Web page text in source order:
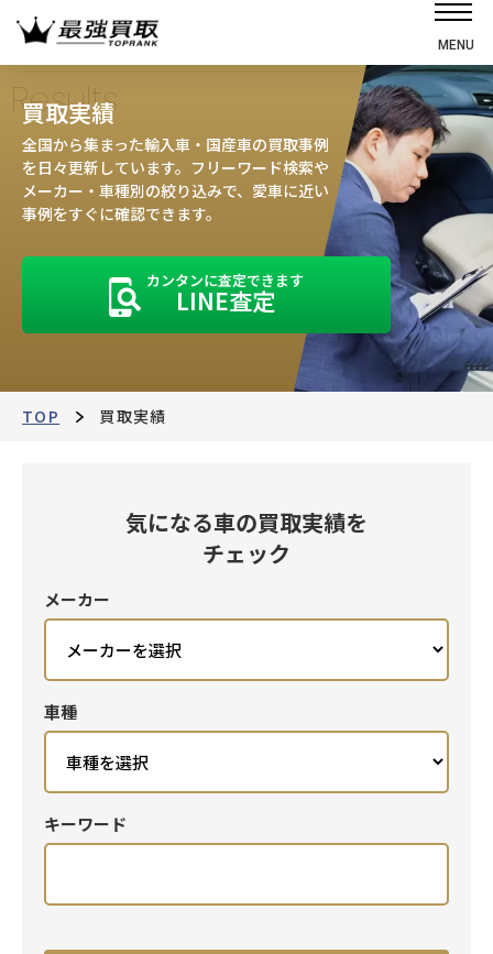
MENU
選ばれる理由
高価買取の仕組み
売却の流れ
お客様の声
運営会社
Results
買取実績
全国から集まった輸入車・国産車の買取事例
を日々更新しています。フリーワード検索や
メーカー・車種別の絞り込みで、愛車に近い
事例をすぐに確認できます。
カンタンに査定できます
LINE査定
TOP 買取実績
気になる車の買取実績を
チェック
メーカー
車種
キーワード